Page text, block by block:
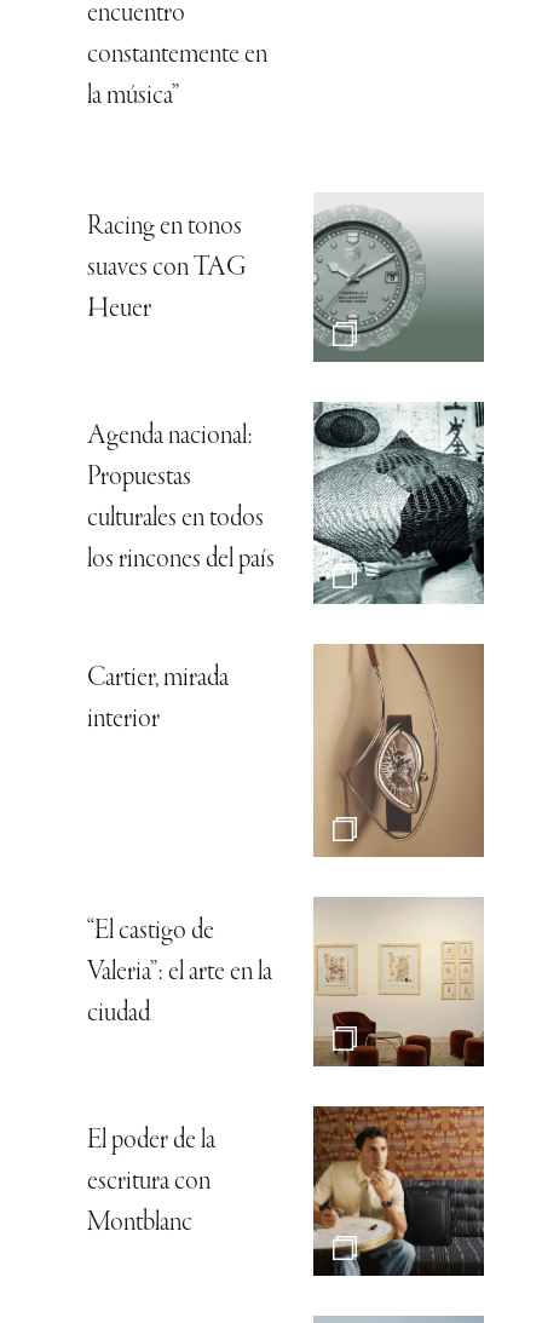
encuentro
constantemente en
la música”
Racing en tonos
suaves con TAG
Heuer
Agenda nacional:
Propuestas
culturales en todos
los rincones del país
Cartier, mirada
interior
“El castigo de
Valeria”: el arte en la
ciudad
El poder de la
escritura con
Montblanc